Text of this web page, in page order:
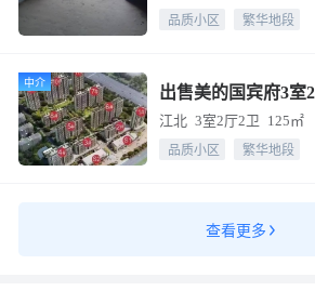
品质小区 繁华地段
中介
江北 3室2厅2卫 125㎡
品质小区 繁华地段
查看更多